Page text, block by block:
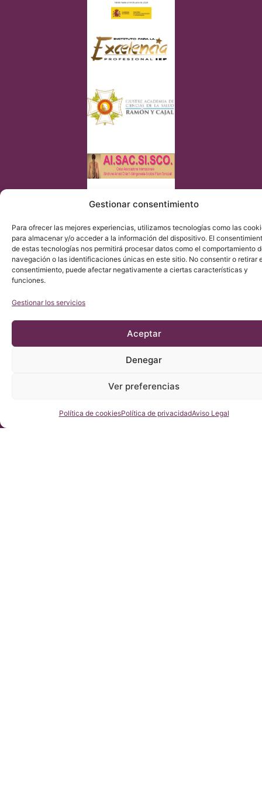
Gestionar consentimiento
Para ofrecer las mejores experiencias, utilizamos tecnologías como las
para almacenar y/o acceder a la información del dispositivo. El
de estas tecnologías nos permitirá procesar datos como el comportamiento
navegación o las identificaciones únicas en este sitio. No consentir o retirar
consentimiento, puede afectar negativamente a ciertas características y
funciones.
Gestionar los servicios
Aceptar
Denegar
Ver preferencias
Política de cookiesPolítica de privacidadAviso Legal
© Copyright Institut Chiari 2025
El Institut Chiari & Siringomielia & Escoliosis de Barcelona
Consúltenos